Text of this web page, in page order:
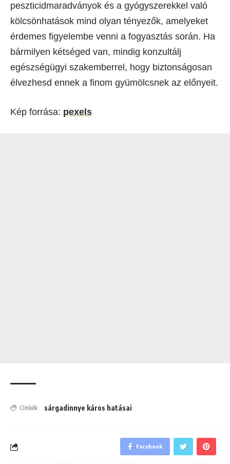
peszticidmaradványok és a gyógyszerekkel való
kölcsönhatások mind olyan tényezők, amelyeket
érdemes figyelembe venni a fogyasztás során. Ha
bármilyen kétséged van, mindig konzultálj
egészségügyi szakemberrel, hogy biztonságosan
élvezhesd ennek a finom gyümölcsnek az előnyeit.
Kép forrása: pexels
Címkék: sárgadinnye káros hatásai
Facebook